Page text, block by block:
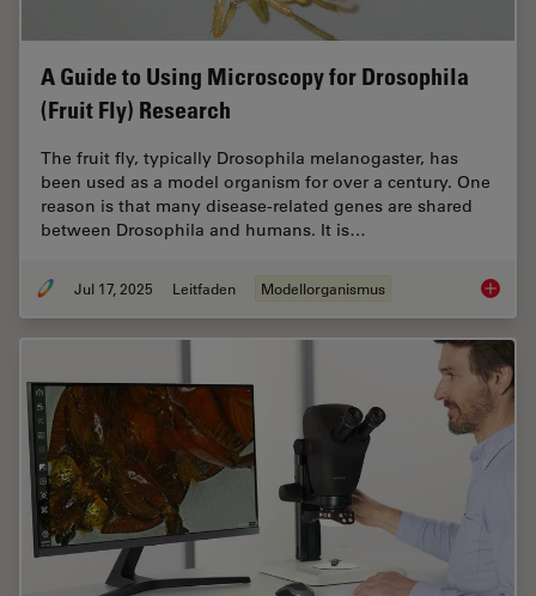
A Guide to Using Microscopy for Drosophila
(Fruit Fly) Research
The fruit fly, typically Drosophila melanogaster, has
been used as a model organism for over a century. One
reason is that many disease-related genes are shared
between Drosophila and humans. It is…
Jul 17, 2025 Leitfaden Modellorganismus A